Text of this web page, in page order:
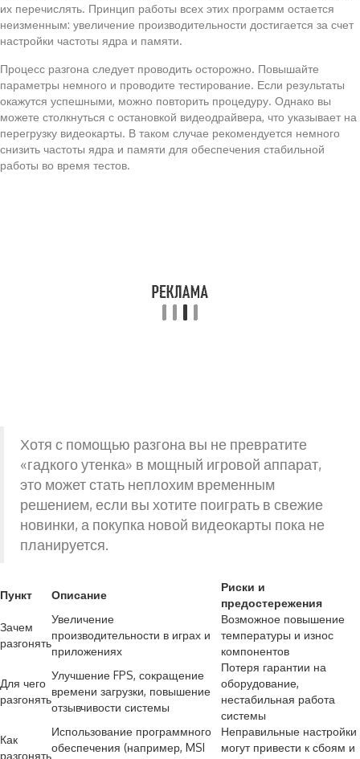
их перечислять. Принцип работы всех этих программ остается
неизменным: увеличение производительности достигается за счет
настройки частоты ядра и памяти.
Процесс разгона следует проводить осторожно. Повышайте
параметры немного и проводите тестирование. Если результаты
окажутся успешными, можно повторить процедуру. Однако вы
можете столкнуться с остановкой видеодрайвера, что указывает на
перегрузку видеокарты. В таком случае рекомендуется немного
снизить частоты ядра и памяти для обеспечения стабильной
работы во время тестов.
Хотя с помощью разгона вы не превратите
«гадкого утенка» в мощный игровой аппарат,
это может стать неплохим временным
решением, если вы хотите поиграть в свежие
новинки, а покупка новой видеокарты пока не
планируется.
Пункт Описание
Риски и
предостережения
Зачем
разгонять
Увеличение
производительности в играх и
приложениях
Возможное повышение
температуры и износ
компонентов
Для чего
разгонять
Улучшение FPS, сокращение
времени загрузки, повышение
отзывчивости системы
Потеря гарантии на
оборудование,
нестабильная работа
системы
Как
разгонять
Использование программного
обеспечения (например, MSI
Неправильные настройки
могут привести к сбоям и